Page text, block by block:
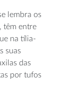
lembra os
têm entre
na tília-
suas
das
por tufos